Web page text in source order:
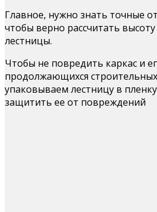
Главное, нужно знать точные
чтобы верно рассчитать
лестницы.
Чтобы не повредить каркас и
продолжающихся
упаковываем лестницу в
защитить ее от повреждений